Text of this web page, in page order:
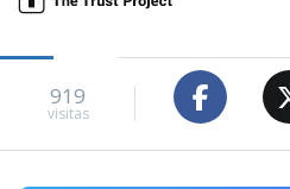
919
visitas